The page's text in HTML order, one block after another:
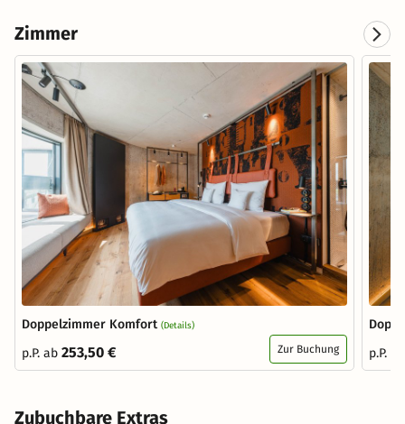
Zimmer
Doppelzimmer Komfort (Details)
p.P. ab 253,50 € Zur Buchung
p.P.
Zubuchbare Extras